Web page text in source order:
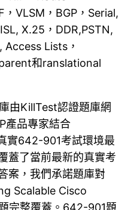
VLSM，BGP，Serial,
X.25，DDR,PSTN,
Lists，
和ranslational
由KillTest認證題庫網
產品專家結合
實642-901考試環境最
蓋了當前最新的真實考
案，我們承諾題庫對
Scalable Cisco
完整覆蓋。642-901題